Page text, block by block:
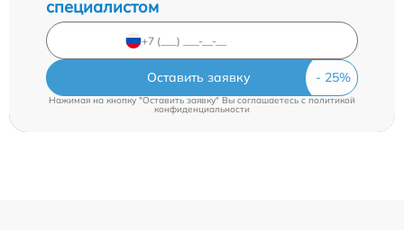
специалистом
Оставить заявку
Нажимая на кнопку "Оставить заявку" Вы соглашаетесь cполитикой
конфиденциальности